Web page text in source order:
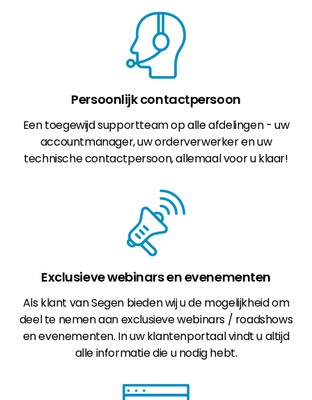
Persoonlijk contactpersoon
Een toegewijd supportteam op alle afdelingen - uw
accountmanager, uw orderverwerker en uw
technische contactpersoon, allemaal voor u klaar!
Exclusieve webinars en evenementen
Als klant van Segen bieden wij u de mogelijkheid om
deel te nemen aan exclusieve webinars / roadshows
en evenementen. In uw klantenportaal vindt u altijd
alle informatie die u nodig hebt.